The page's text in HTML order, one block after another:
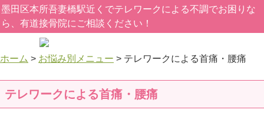
墨田区本所吾妻橋駅近くでテレワークによる不調でお困りな
ら、有道接骨院にご相談ください！
ホーム > お悩み別メニュー > テレワークによる首痛・腰痛
テレワークによる首痛・腰痛